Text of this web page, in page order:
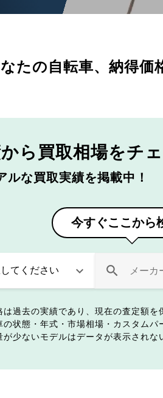
たの自転車、 納得価
ら 買取相場をチ
ルな買取実績を掲載中！
今すぐここから
過去の実績であり、現在の査定額を
状態・年式・市場相場・カスタムパ
少ないモデルはデータが表示されな